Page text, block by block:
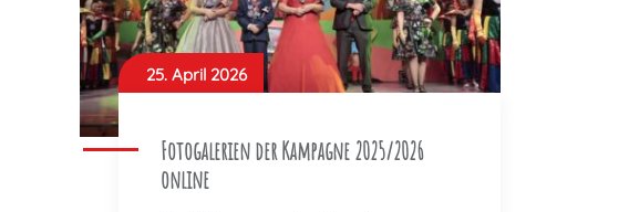
25. April 2026
Fotogalerien der Kampagne 2025/2026
online